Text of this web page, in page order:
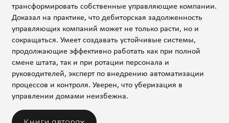
трансформировать собственные управляющие компании.
Доказал на практике, что дебиторская задолженность
управляющих компаний может не только расти, но и
сокращаться. Умеет создавать устойчивые системы,
продолжающие эффективно работать как при полной
смене штата, так и при ротации персонала и
руководителей, эксперт по внедрению автоматизации
процессов и контроля. Уверен, что уберизация в
управлении домами неизбежна.